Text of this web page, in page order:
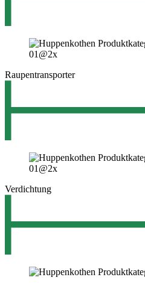
Raupentransporter
Verdichtung